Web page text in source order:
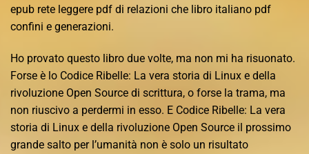
epub rete leggere pdf di relazioni che libro italiano pdf
confini e generazioni.
Ho provato questo libro due volte, ma non mi ha risuonato.
Forse è lo Codice Ribelle: La vera storia di Linux e della
rivoluzione Open Source di scrittura, o forse la trama, ma
non riuscivo a perdermi in esso. E Codice Ribelle: La vera
storia di Linux e della rivoluzione Open Source il prossimo
grande salto per l’umanità non è solo un risultato